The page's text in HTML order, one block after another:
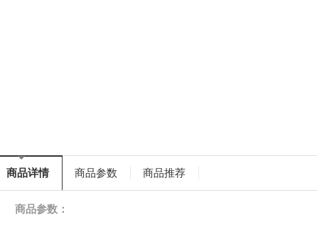
商品详情 商品参数 商品推荐
商品参数：